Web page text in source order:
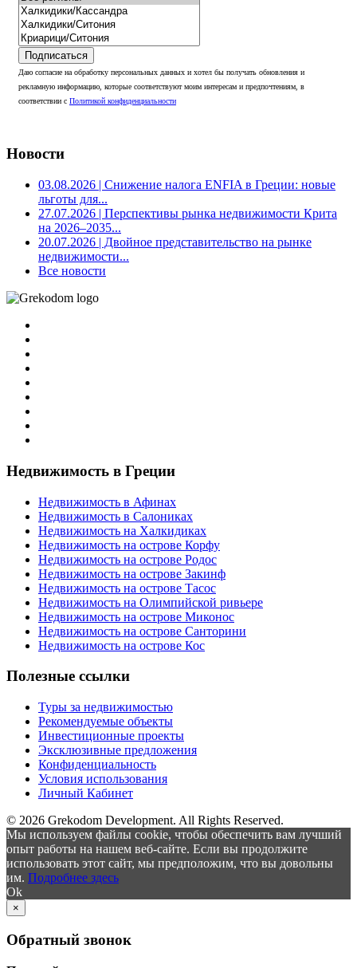
Подписаться
Даю согласие на обработку персональных данных и хотел бы получать обновления и
рекламную информацию, которые соответствуют моим интересам и предпочтениям, в
соответствии с Политикой конфиденциальности
Новости
03.08.2026 | Снижение налога ENFIA в Греции: новые
льготы для...
27.07.2026 | Перспективы рынка недвижимости Крита
на 2026–2035...
20.07.2026 | Двойное представительство на рынке
недвижимости...
Все новости
Недвижимость в Греции
Недвижимость в Афинах
Недвижимость в Салониках
Недвижимость на Халкидиках
Недвижимость на острове Корфу
Недвижимость на острове Родос
Недвижимость на острове Закинф
Недвижимость на острове Тасос
Недвижимость на Олимпийской ривьере
Недвижимость на острове Миконос
Недвижимость на острове Санторини
Недвижимость на острове Кос
Полезные ссылки
Туры за недвижимостью
Рекомендуемые объекты
Инвестиционные проекты
Эксклюзивные предложения
Конфиденциальность
Условия использования
Личный Кабинет
© 2026 Grekodom Development. All Rights Reserved.
Мы используем файлы cookie, чтобы обеспечить вам лучший
опыт работы на нашем веб-сайте. Если вы продолжите
использовать этот сайт, мы предположим, что вы довольны
им. Подробнее здесь
Ok
×
Обратный звонок